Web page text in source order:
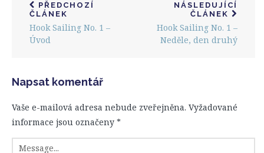
PŘEDCHOZÍ
ČLÁNEK
Hook Sailing No. 1 –
Úvod
NÁSLEDUJÍCÍ
ČLÁNEK
Hook Sailing No. 1 –
Neděle, den druhý
Napsat komentář
Vaše e-mailová adresa nebude zveřejněna. Vyžadované
informace jsou označeny *